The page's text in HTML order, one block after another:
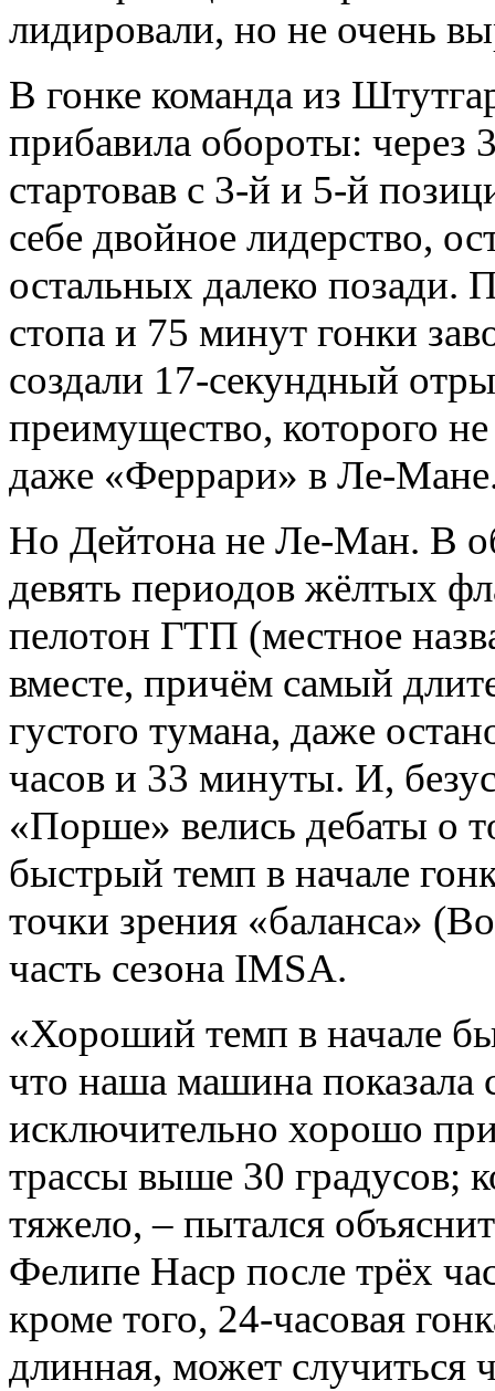
лидировали, но не очень
В гонке команда из
прибавила обороты: через
стартовав с 3-й и 5-й
себе двойное лидерство,
остальных далеко позади.
стопа и 75 минут гонки
создали 17-секундный
преимущество, которого не
даже «Феррари» в Ле-
Но Дейтона не Ле-Ман. В
девять периодов жёлтых
пелотон ГТП (местное
вместе, причём самый
густого тумана, даже
часов и 33 минуты. И,
«Порше» велись дебаты о
быстрый темп в начале
точки зрения «баланса»
часть сезона IMSA.
«Хороший темп в начале
что наша машина показала
исключительно хорошо
трассы выше 30 градусов;
тяжело, – пытался
Фелипе Наср после трёх
кроме того, 24-часовая
длинная, может случиться